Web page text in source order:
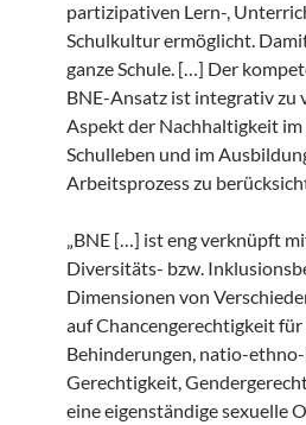
partizipativen Lern-,
Schulkultur ermöglicht.
ganze Schule. […] Der
BNE-Ansatz ist integrativ zu
Aspekt der Nachhaltigkeit
Schulleben und im
Arbeitsprozess zu
„BNE […] ist eng verknüpft
Diversitäts- bzw.
Dimensionen von
auf Chancengerechtigkeit
Behinderungen, natio-
Gerechtigkeit,
eine eigenständige sexuelle